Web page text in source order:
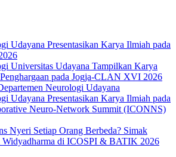
Udayana Presentasikan Karya Ilmiah pada
Universitas Udayana Tampilkan Karya
pada Jogja-CLAN XVI 2026
Neurologi Udayana
Udayana Presentasikan Karya Ilmiah pada
Neuro-Network Summit (ICONNS)
Nyeri Setiap Orang Berbeda? Simak
Widyadharma di ICOSPI & BATIK 2026